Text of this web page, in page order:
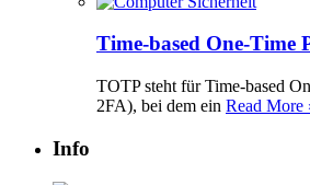
Time-based One-Time
TOTP steht für Time-based
2FA), bei dem ein Read More
Info